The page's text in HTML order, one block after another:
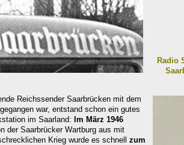
Radio
Reichssender Saarbrücken mit dem
war, entstand schon ein gutes
im Saarland: Im März 1946
der Saarbrücker Wartburg aus mit
Krieg wurde es schnell zum